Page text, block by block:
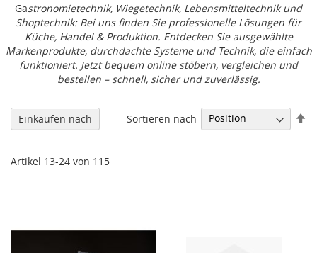
Gastronomietechnik, Wiegetechnik, Lebensmitteltechnik und
Shoptechnik: Bei uns finden Sie professionelle Lösungen für
Küche, Handel & Produktion. Entdecken Sie ausgewählte
Markenprodukte, durchdachte Systeme und Technik, die einfach
funktioniert. Jetzt bequem online stöbern, vergleichen und
bestellen – schnell, sicher und zuverlässig.
Artikel 13-24 von 115
Sortieren nach
Einkaufen nach